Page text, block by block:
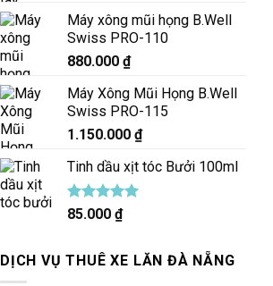
Máy xông mũi họng B.Well
Swiss PRO-110
880.000 ₫
Máy Xông Mũi Họng B.Well
Swiss PRO-115
1.150.000 ₫
Tinh dầu xịt tóc Bưởi 100ml
Được xếp
5.00
85.000 ₫
DỊCH VỤ THUÊ XE LĂN ĐÀ NẴNG